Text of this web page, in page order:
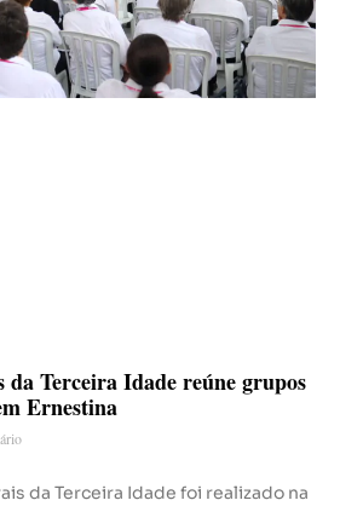
Terceira Idade reúne grupos
Ernestina
da Terceira Idade foi realizado na